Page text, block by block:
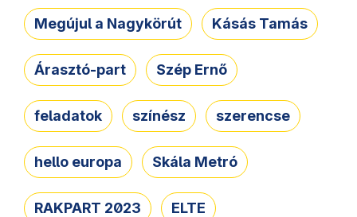
Megújul a Nagykörút Kásás Tamás
Árasztó-part Szép Ernő
feladatok színész szerencse
hello europa Skála Metró
RAKPART 2023 ELTE